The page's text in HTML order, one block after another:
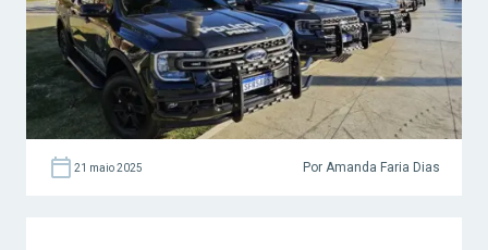
21 maio 2025 Por Amanda Faria Dias